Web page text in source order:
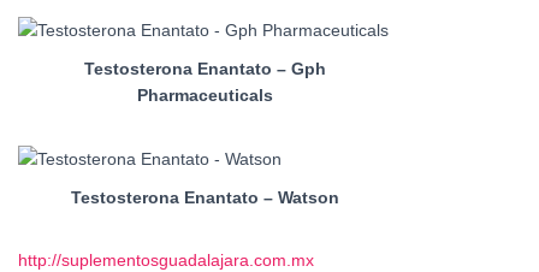
Testosterona Enantato – Gph
Pharmaceuticals
Testosterona Enantato – Watson
http://suplementosguadalajara.com.mx